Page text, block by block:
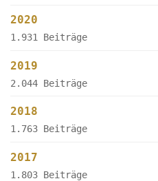
2020
1.931 Beiträge
2019
2.044 Beiträge
2018
1.763 Beiträge
2017
1.803 Beiträge